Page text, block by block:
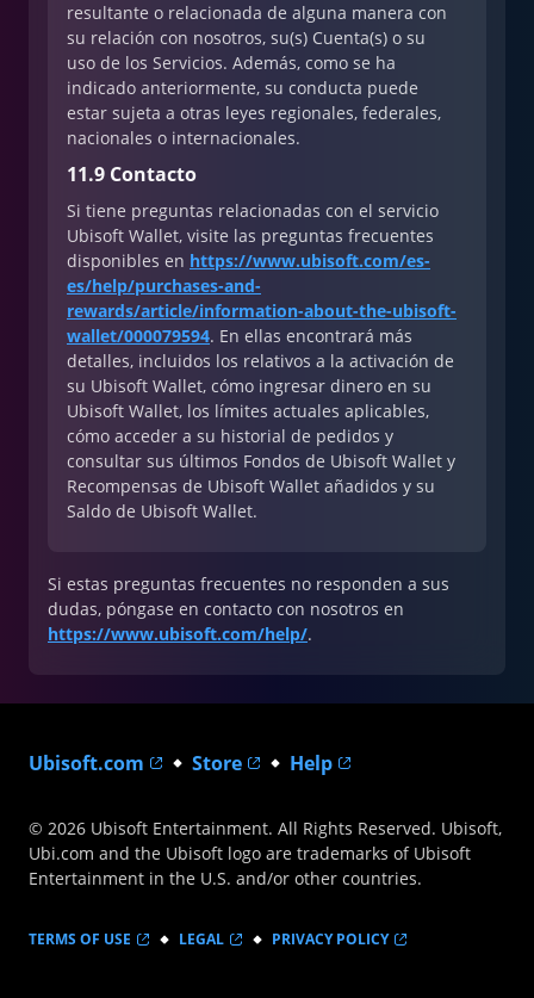
resultante o relacionada de alguna manera con
su relación con nosotros, su(s) Cuenta(s) o su
uso de los Servicios. Además, como se ha
indicado anteriormente, su conducta puede
estar sujeta a otras leyes regionales, federales,
nacionales o internacionales.
11.9 Contacto
Si tiene preguntas relacionadas con el servicio
Ubisoft Wallet, visite las preguntas frecuentes
disponibles en https://www.ubisoft.com/es-
es/help/purchases-and-
rewards/article/information-about-the-ubisoft-
wallet/000079594. En ellas encontrará más
detalles, incluidos los relativos a la activación de
su Ubisoft Wallet, cómo ingresar dinero en su
Ubisoft Wallet, los límites actuales aplicables,
cómo acceder a su historial de pedidos y
consultar sus últimos Fondos de Ubisoft Wallet y
Recompensas de Ubisoft Wallet añadidos y su
Saldo de Ubisoft Wallet.
Si estas preguntas frecuentes no responden a sus
dudas, póngase en contacto con nosotros en
https://www.ubisoft.com/help/.
Ubisoft.com Store Help
© 2026 Ubisoft Entertainment. All Rights Reserved. Ubisoft,
Ubi.com and the Ubisoft logo are trademarks of Ubisoft
Entertainment in the U.S. and/or other countries.
TERMS OF USE LEGAL PRIVACY POLICY